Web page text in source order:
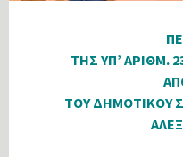
ΤΗΣ ΥΠ’ ΑΡΙΘΜ.
ΤΟΥ ΔΗΜΟΤΙΚΟΥ